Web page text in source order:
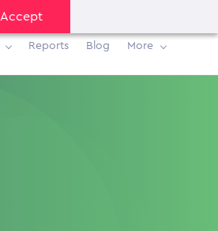
Accept
Reports Blog More